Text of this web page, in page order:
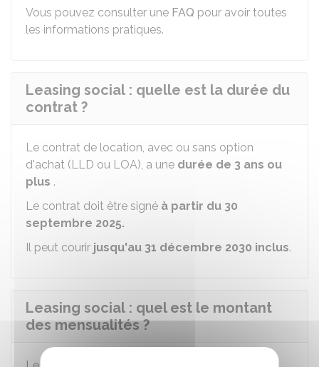
Vous pouvez consulter une FAQ pour avoir toutes
les informations pratiques.
Leasing social : quelle est la durée du
contrat ?
Le contrat de location, avec ou sans option
d'achat (LLD ou LOA), a une durée de 3 ans ou
plus .
Le contrat doit être signé à partir du 30
septembre 2025.
Il peut courir jusqu'au 31 décembre 2030 inclus.
Leasing social : quel est le montant
des mensualités ?